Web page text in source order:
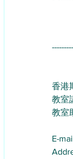
香港
教室
教室
E-